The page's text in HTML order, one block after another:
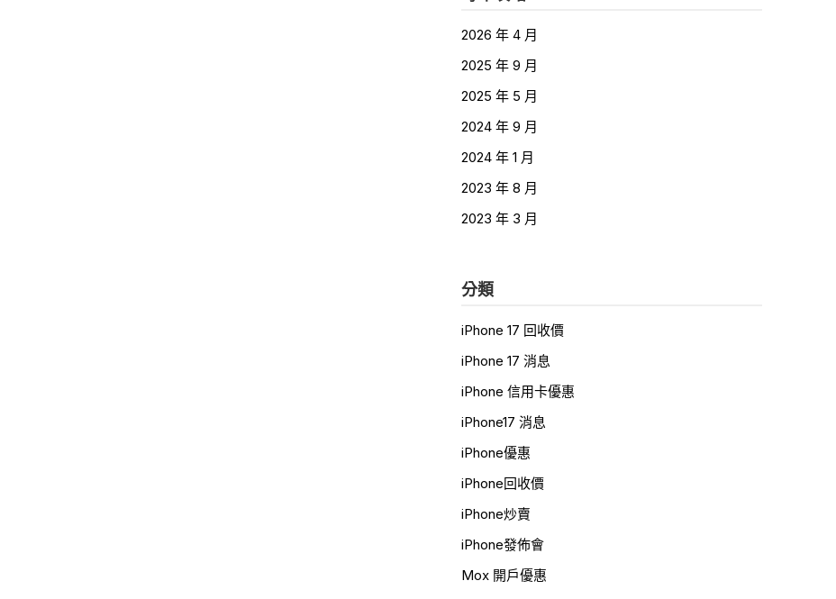
2026 年 4 月
2025 年 9 月
2025 年 5 月
2024 年 9 月
2024 年 1 月
2023 年 8 月
2023 年 3 月
分類
iPhone 17 回收價
iPhone 17 消息
iPhone 信用卡優惠
iPhone17 消息
iPhone優惠
iPhone回收價
iPhone炒賣
iPhone發佈會
Mox 開戶優惠